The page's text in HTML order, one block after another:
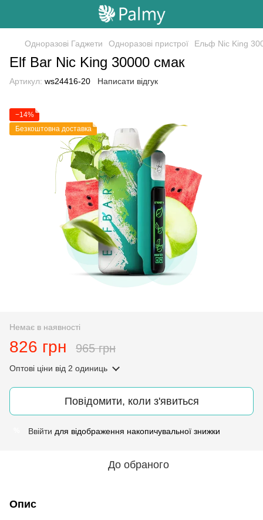
Одноразові Гаджети Одноразові пристрої Ельф Nic King
Elf Bar Nic King 30000 смак
Артикул: ws24416-20 Написати відгук
−14%
Безкоштовна доставка
Немає в наявності
826 грн 965 грн
Оптові ціни від 2 одиниць
Повідомити, коли з'явиться
Ввійти для відображення накопичувальної знижки
До обраного
Опис